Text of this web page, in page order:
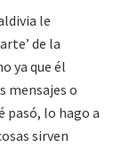
le
de la
ya que él
mensajes o
pasó, lo hago a
sirven